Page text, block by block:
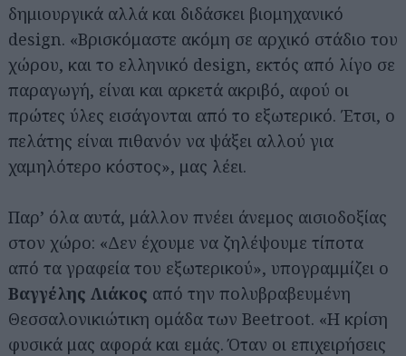
δημιουργικά αλλά και διδάσκει βιομηχανικό
design. «Βρισκόμαστε ακόμη σε αρχικό στάδιο του
χώρου, και το ελληνικό design, εκτός από λίγο σε
παραγωγή, είναι και αρκετά ακριβό, αφού οι
πρώτες ύλες εισάγονται από το εξωτερικό. Έτσι, ο
πελάτης είναι πιθανόν να ψάξει αλλού για
χαμηλότερο κόστος», μας λέει.
Παρ’ όλα αυτά, μάλλον πνέει άνεμος αισιοδοξίας
στον χώρο: «Δεν έχουμε να ζηλέψουμε τίποτα
από τα γραφεία του εξωτερικού», υπογραμμίζει ο
Βαγγέλης Λιάκος από την πολυβραβευμένη
Θεσσαλονικιώτικη ομάδα των Beetroot. «Η κρίση
φυσικά μας αφορά και εμάς. Όταν οι επιχειρήσεις